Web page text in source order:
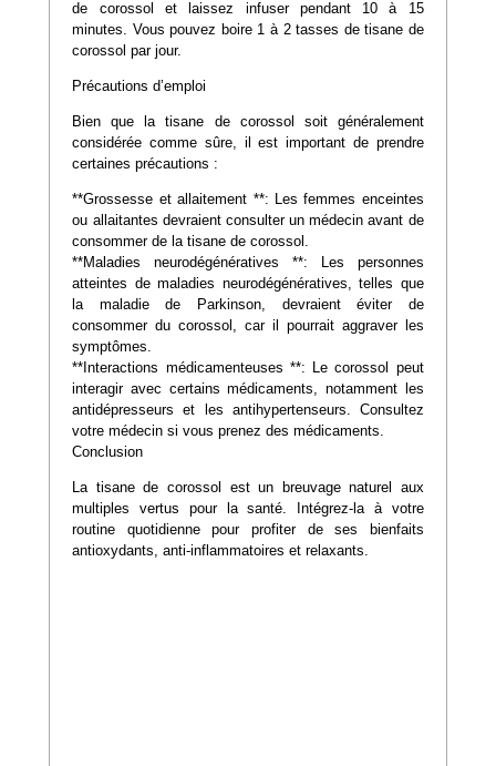
de corossol et laissez infuser pendant 10 à 15
minutes. Vous pouvez boire 1 à 2 tasses de tisane de
corossol par jour.
Précautions d’emploi
Bien que la tisane de corossol soit généralement
considérée comme sûre, il est important de prendre
certaines précautions :
**Grossesse et allaitement **: Les femmes enceintes
ou allaitantes devraient consulter un médecin avant de
consommer de la tisane de corossol.
**Maladies neurodégénératives **: Les personnes
atteintes de maladies neurodégénératives, telles que
la maladie de Parkinson, devraient éviter de
consommer du corossol, car il pourrait aggraver les
symptômes.
**Interactions médicamenteuses **: Le corossol peut
interagir avec certains médicaments, notamment les
antidépresseurs et les antihypertenseurs. Consultez
votre médecin si vous prenez des médicaments.
Conclusion
La tisane de corossol est un breuvage naturel aux
multiples vertus pour la santé. Intégrez-la à votre
routine quotidienne pour profiter de ses bienfaits
antioxydants, anti-inflammatoires et relaxants.